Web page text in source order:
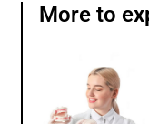
More to